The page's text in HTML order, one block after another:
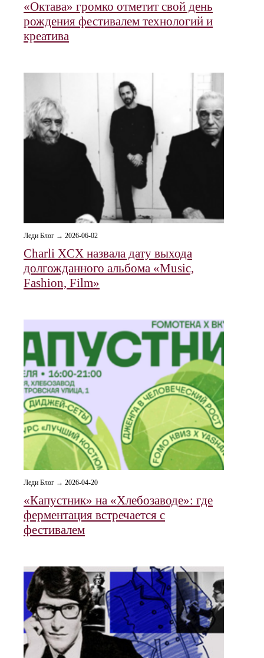
«Октава» громко отметит свой день
рождения фестивалем технологий и
креатива
Леди Блог → 2026-06-02
Charli XCX назвала дату выхода
долгожданного альбома «Music,
Fashion, Film»
Леди Блог → 2026-04-20
«Капустник» на «Хлебозаводе»: где
ферментация встречается с
фестивалем